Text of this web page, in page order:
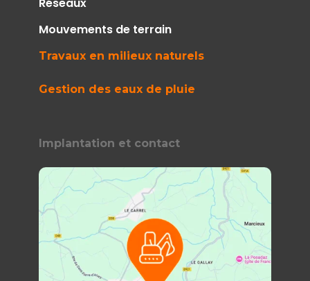
Réseaux
Mouvements de terrain
Travaux en milieux naturels
Gestion des eaux de pluie
Implantation et contact